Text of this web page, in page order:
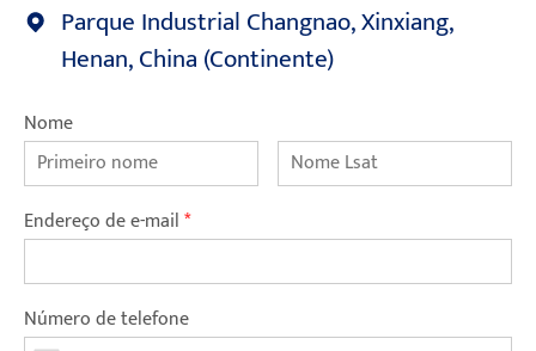
Parque Industrial Changnao, Xinxiang,
Henan, China (Continente)
Nome
Endereço de e-mail*
Número de telefone